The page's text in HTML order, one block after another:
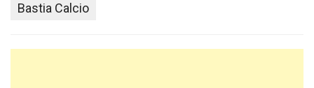
Bastia Calcio